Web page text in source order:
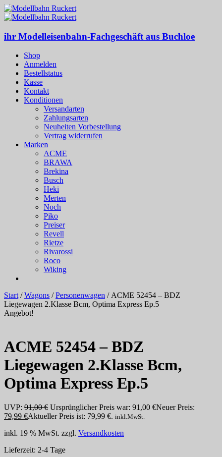
ihr Modelleisenbahn-Fachgeschäft aus Buchloe
Shop
Anmelden
Bestellstatus
Kasse
Kontakt
Konditionen
Versandarten
Zahlungsarten
Neuheiten Vorbestellung
Vertrag widerrufen
Marken
ACME
BRAWA
Brekina
Busch
Heki
Merten
Noch
Piko
Preiser
Revell
Rietze
Rivarossi
Roco
Wiking
Start/Wagons /Personenwagen / ACME 52454 – BDZ
Liegewagen 2.Klasse Bcm, Optima Express Ep.5
Angebot!
ACME 52454 – BDZ
Liegewagen 2.Klasse Bcm,
Optima Express Ep.5
UVP: 91,00€ Ursprünglicher Preis war: 91,00 €Neuer Preis:
79,99 €Aktueller Preis ist: 79,99 €. inkl.MwSt.
inkl. 19 % MwSt. zzgl. Versandkosten
Lieferzeit: 2-4 Tage